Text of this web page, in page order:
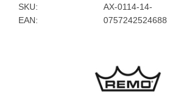
SKU:
AX-0114-14-
EAN:
0757242524688